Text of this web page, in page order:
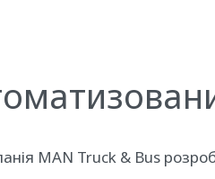
MAN Truck & Bus